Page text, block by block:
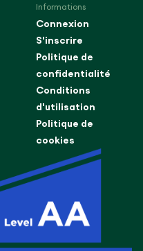
Informations
Connexion
S'inscrire
Politique de
confidentialité
Conditions
d'utilisation
Politique de
cookies